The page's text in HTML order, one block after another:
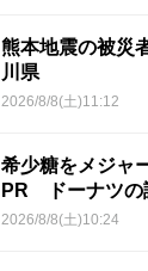
熊本地震の被災
川県
2026/8/8(土)11:12
希少糖をメジャ
PR ドーナツの
2026/8/8(土)10:24